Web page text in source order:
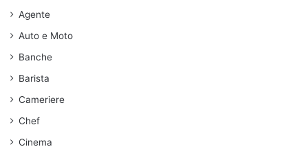
Agente
Auto e Moto
Banche
Barista
Cameriere
Chef
Cinema